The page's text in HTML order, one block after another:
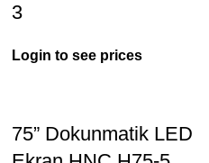
3
Login to see prices
75” Dokunmatik LED